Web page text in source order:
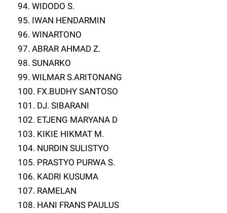
94. WIDODO S.
95. IWAN HENDARMIN
96. WINARTONO
97. ABRAR AHMAD Z.
98. SUNARKO
99. WILMAR S.ARITONANG
100. FX.BUDHY SANTOSO
101. DJ. SIBARANI
102. ETJENG MARYANA D
103. KIKIE HIKMAT M.
104. NURDIN SULISTYO
105. PRASTYO PURWA S.
106. KADRI KUSUMA
107. RAMELAN
108. HANI FRANS PAULUS